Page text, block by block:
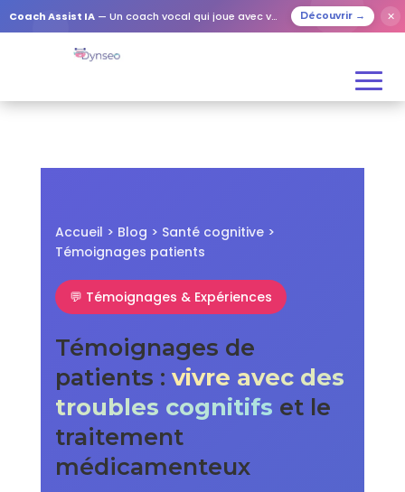
Coach Assist IA — Un coach vocal qui joue avec vos proches Découvrir → ✕
Accueil > Blog > Santé cognitive >
Témoignages patients
💬 Témoignages & Expériences
Témoignages de
patients : vivre avec des
troubles cognitifs et le
traitement
médicamenteux